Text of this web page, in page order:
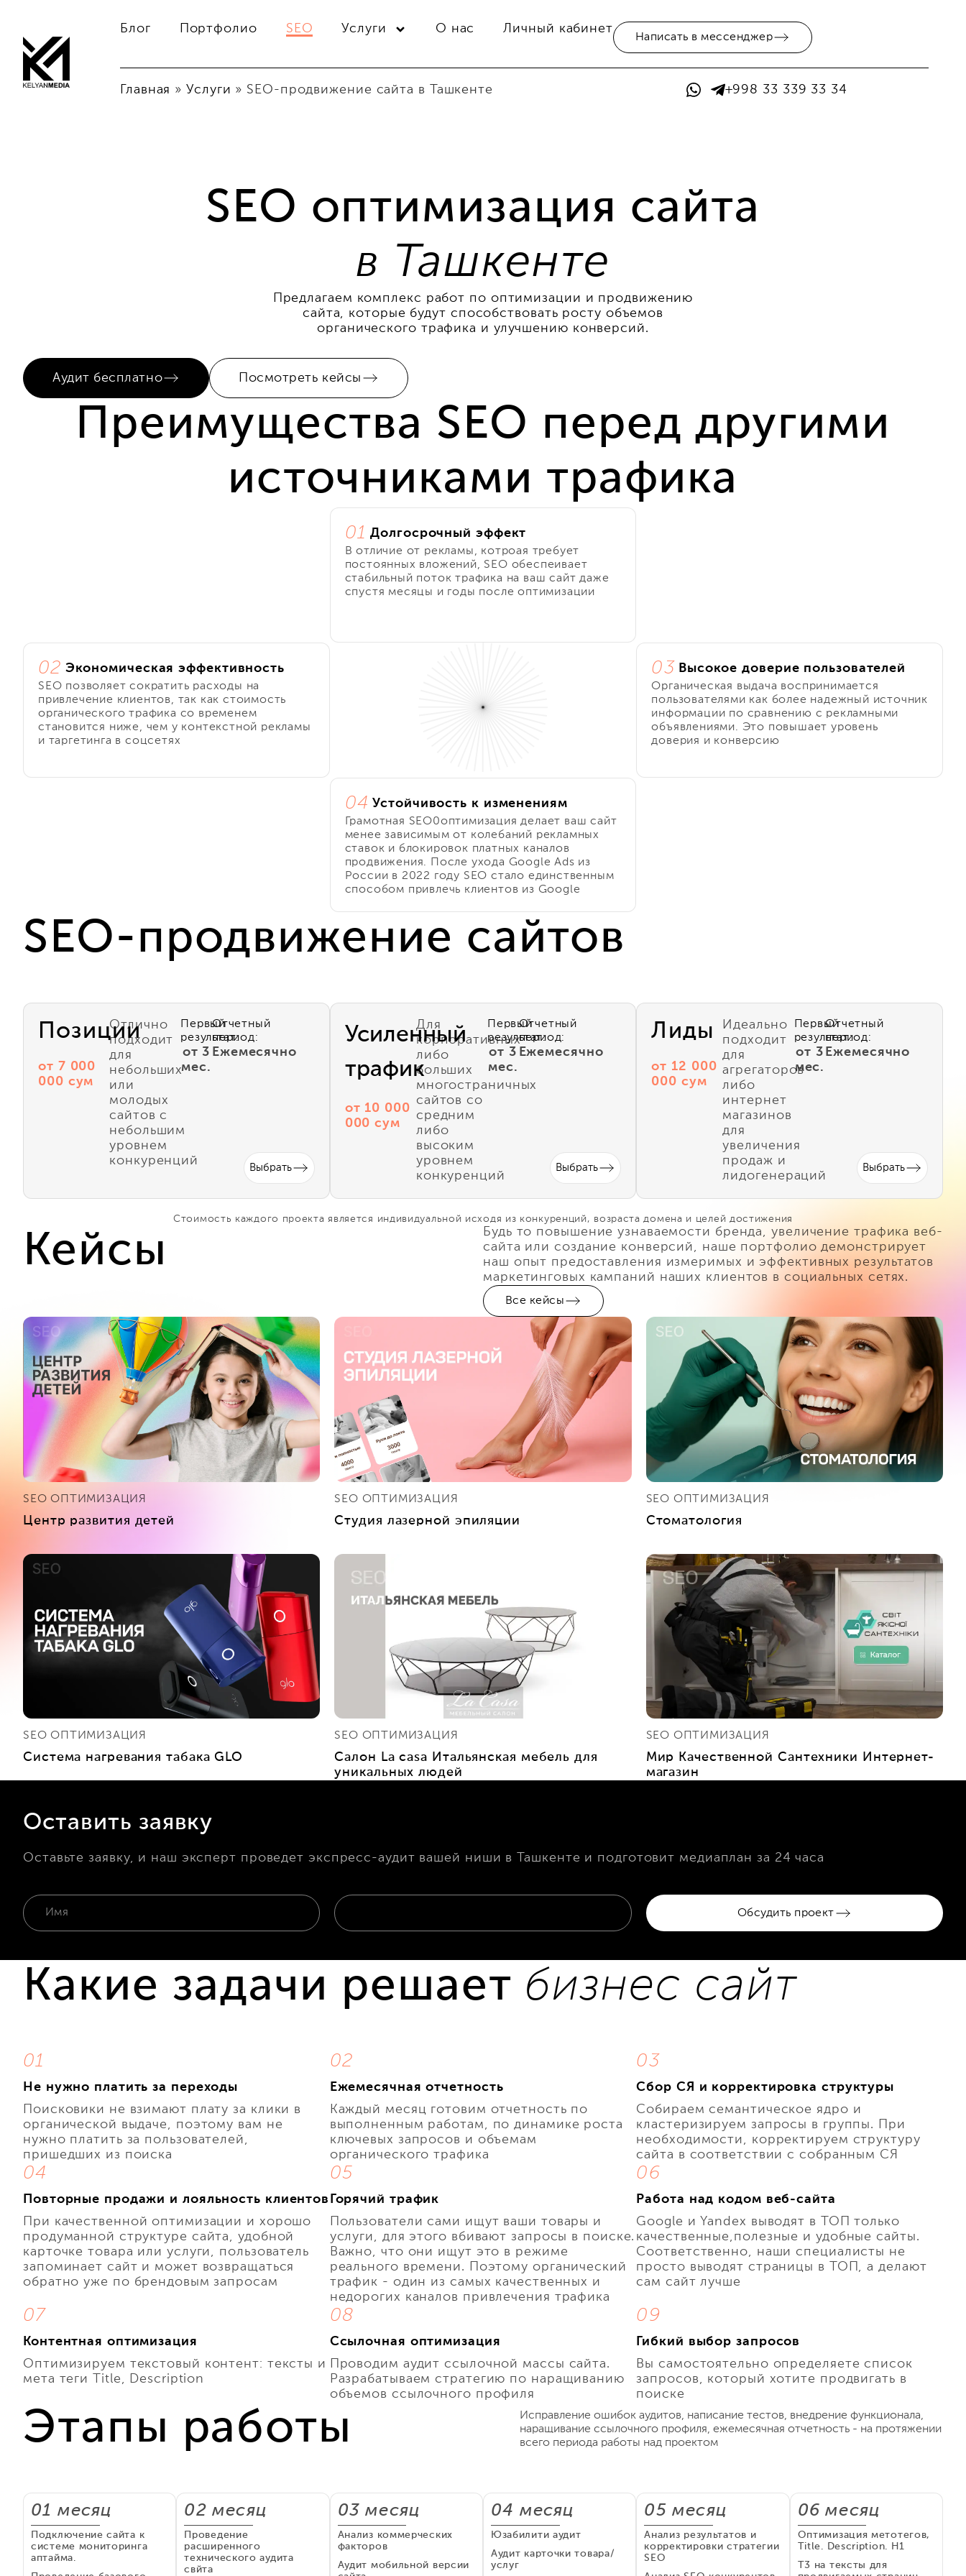
Блог Портфолио SEO Услуги О нас Личный кабинет
Написать в мессенджер
Главная »Услуги » SEO-продвижение сайта в Ташкенте +998 33 339 33 34
SEO оптимизация сайта
в Ташкенте
Предлагаем комплекс работ по оптимизации и продвижению
сайта, которые будут способствовать росту объемов
органического трафика и улучшению конверсий.
Аудит бесплатно Посмотреть кейсы
Преимущества SEO перед другими
источниками трафика
01 Долгосрочный эффект
В отличие от рекламы, котроая требует
постоянных вложений, SEO обеспеивает
стабильный поток трафика на ваш сайт даже
спустя месяцы и годы после оптимизации
02 Экономическая эффективность
SEO позволяет сократить расходы на
привлечение клиентов, так как стоимость
органического трафика со временем
становится ниже, чем у контекстной рекламы
и таргетинга в соцсетях
03 Высокое доверие пользователей
Органическая выдача воспринимается
пользователями как более надежный источник
информации по сравнению с рекламными
объявлениями. Это повышает уровень
доверия и конверсию
04 Устойчивость к изменениям
Грамотная SEO0оптимизация делает ваш сайт
менее зависимым от колебаний рекламных
ставок и блокировок платных каналов
продвижения. После ухода Google Ads из
России в 2022 году SEO стало единственным
способом привлечь клиентов из Google
SEO-продвижение сайтов
Позиции
от 7 000
000 сум
Отлично
подходит
для
небольших
или
молодых
сайтов с
небольшим
уровнем
конкуренций
Первый
результат:
от 3
мес.
Отчетный
период:
Ежемесячно
Выбрать
Усиленный
трафик
от 10 000
000 сум
Для
корпоративных
либо
больших
многостраничных
сайтов со
средним
либо
высоким
уровнем
конкуренций
Первый
результат:
от 3
мес.
Отчетный
период:
Ежемесячно
Выбрать
Лиды
от 12 000
000 сум
Идеально
подходит
для
агрегаторов
либо
интернет
магазинов
для
увеличения
продаж и
лидогенераций
Первый
результат:
от 3
мес.
Отчетный
период:
Ежемесячно
Выбрать
Стоимость каждого проекта является индивидуальной исходя из конкуренций, возраста домена и целей достижения
Кейсы
Будь то повышение узнаваемости бренда, увеличение трафика веб-
сайта или создание конверсий, наше портфолио демонстрирует
наш опыт предоставления измеримых и эффективных результатов
маркетинговых кампаний наших клиентов в социальных сетях.
Все кейсы
SEO ОПТИМИЗАЦИЯ
Центр развития детей
SEO ОПТИМИЗАЦИЯ
Студия лазерной эпиляции
SEO ОПТИМИЗАЦИЯ
Стоматология
SEO ОПТИМИЗАЦИЯ
Система нагревания табака GLO
SEO ОПТИМИЗАЦИЯ
Салон Lа casa Итальянская мебель для
уникальных людей
SEO ОПТИМИЗАЦИЯ
Мир Качественной Сантехники Интернет-
магазин
Оставить заявку
Оставьте заявку, и наш эксперт проведет экспресс-аудит вашей ниши в Ташкенте и подготовит медиаплан за 24 часа
Обсудить проект
Какие задачи решает бизнес сайт
01
Не нужно платить за переходы
Поисковики не взимают плату за клики в
органической выдаче, поэтому вам не
нужно платить за пользователей,
пришедших из поиска
02
Ежемесячная отчетность
Каждый месяц готовим отчетность по
выполненным работам, по динамике роста
ключевых запросов и объемам
органического трафика
03
Сбор СЯ и корректировка структуры
Собираем семантическое ядро и
кластеризируем запросы в группы. При
необходимости, корректируем структуру
сайта в соответствии с собранным СЯ
04
Повторные продажи и лояльность клиентов
При качественной оптимизации и хорошо
продуманной структуре сайта, удобной
карточке товара или услуги, пользователь
запоминает сайт и может возвращаться
обратно уже по брендовым запросам
05
Горячий трафик
Пользователи сами ищут ваши товары и
услуги, для этого вбивают запросы в поиске.
Важно, что они ищут это в режиме
реального времени. Поэтому органический
трафик - один из самых качественных и
недорогих каналов привлечения трафика
06
Работа над кодом веб-сайта
Google и Yandex выводят в ТОП только
качественные,полезные и удобные сайты.
Соответственно, наши специалисты не
просто выводят страницы в ТОП, а делают
сам сайт лучше
07
Контентная оптимизация
Оптимизируем текстовый контент: тексты и
мета теги Title, Description
08
Ссылочная оптимизация
Проводим аудит ссылочной массы сайта.
Разрабатываем стратегию по наращиванию
объемов ссылочного профиля
09
Гибкий выбор запросов
Вы самостоятельно определяете список
запросов, который хотите продвигать в
поиске
Этапы работы
Исправление ошибок аудитов, написание тестов, внедрение функционала,
наращивание ссылочного профиля, ежемесячная отчетность - на протяжении
всего периода работы над проектом
01 месяц
Подключение сайта к
системе мониторинга
аптайма.
02 месяц
Проведение
расширенного
технического аудита
свйта
03 месяц
Анализ коммерческих
факторов
Аудит мобильной версии
04 месяц
Юзабилити аудит
Аудит карточки товара/
услуг
05 месяц
Анализ результатов и
корректировки стратегии
SEO
06 месяц
Оптимизация метотегов,
Title. Description. H1
T3 на тексты для